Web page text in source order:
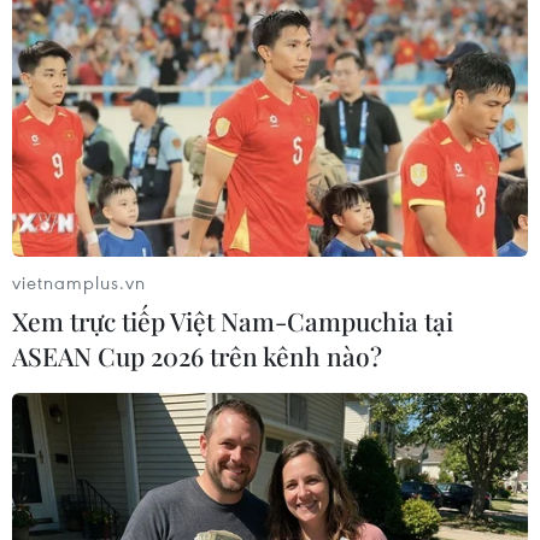
(TTXVN/Vietnam+)
#Sập mỏ vàng #Thợ mỏ #Khai thác vàng bất hợp pháp Venezuela
Facebook Twitter Lưu bài viết Copy link
Theo dõi VietnamPlus
vietnamplus.vn
Xem trực tiếp Việt Nam-Campuchia tại
ASEAN Cup 2026 trên kênh nào?